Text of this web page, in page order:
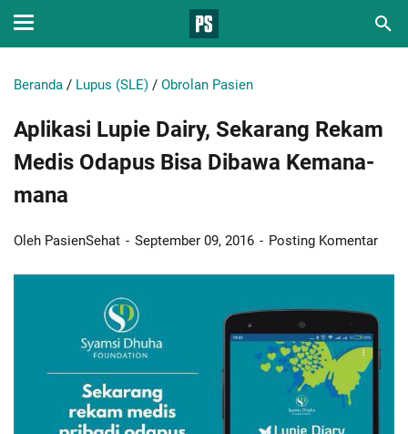
Beranda / Lupus (SLE) / Obrolan Pasien
Aplikasi Lupie Dairy, Sekarang Rekam
Medis Odapus Bisa Dibawa Kemana-
mana
Oleh PasienSehat September 09, 2016 Posting Komentar